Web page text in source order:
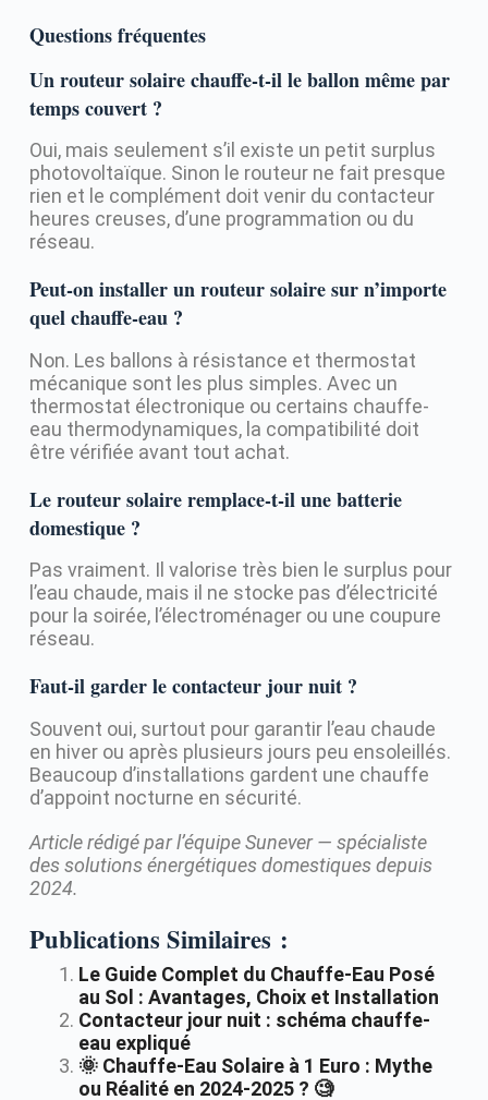
Questions fréquentes
Un routeur solaire chauffe-t-il le ballon même par
temps couvert ?
Oui, mais seulement s’il existe un petit surplus
photovoltaïque. Sinon le routeur ne fait presque
rien et le complément doit venir du contacteur
heures creuses, d’une programmation ou du
réseau.
Peut-on installer un routeur solaire sur n’importe
quel chauffe-eau ?
Non. Les ballons à résistance et thermostat
mécanique sont les plus simples. Avec un
thermostat électronique ou certains chauffe-
eau thermodynamiques, la compatibilité doit
être vérifiée avant tout achat.
Le routeur solaire remplace-t-il une batterie
domestique ?
Pas vraiment. Il valorise très bien le surplus pour
l’eau chaude, mais il ne stocke pas d’électricité
pour la soirée, l’électroménager ou une coupure
réseau.
Faut-il garder le contacteur jour nuit ?
Souvent oui, surtout pour garantir l’eau chaude
en hiver ou après plusieurs jours peu ensoleillés.
Beaucoup d’installations gardent une chauffe
d’appoint nocturne en sécurité.
Article rédigé par l’équipe Sunever — spécialiste
des solutions énergétiques domestiques depuis
2024.
Publications Similaires :
Le Guide Complet du Chauffe-Eau Posé
au Sol : Avantages, Choix et Installation
Contacteur jour nuit : schéma chauffe-
eau expliqué
🌞 Chauffe-Eau Solaire à 1 Euro : Mythe
ou Réalité en 2024-2025 ? 🧐